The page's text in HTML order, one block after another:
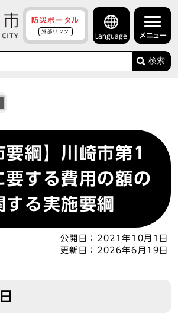
防災ポータル
外部リンク
Language メニュー
検索
要綱】川崎市第1
要する費用の額の
する実施要綱
公開日： 2021年10月1日
更新日： 2026年6月19日